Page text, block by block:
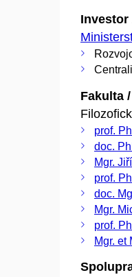
Investor
Fakulta
prof.
doc.
Mgr.
prof.
doc.
Mgr.
prof.
Mgr. et